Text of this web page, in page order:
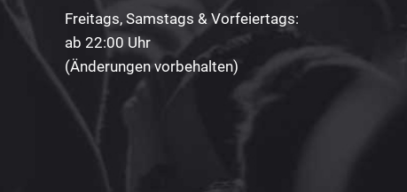
Freitags, Samstags & Vorfeiertags:
ab 22:00 Uhr
(Änderungen vorbehalten)